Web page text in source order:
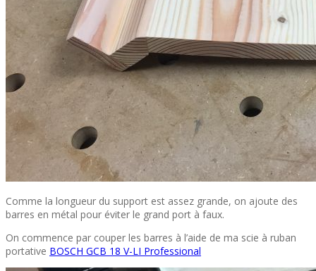
Comme la longueur du support est assez grande, on ajoute des
barres en métal pour éviter le grand port à faux.
On commence par couper les barres à l’aide de ma scie à ruban
portative BOSCH GCB 18 V-LI Professional